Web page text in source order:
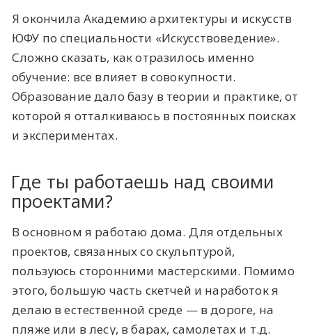
Я окончила Академию архитектуры и искусств
ЮФУ по специальности «Искусствоведение».
Сложно сказать, как отразилось именно
обучение: все влияет в совокупности.
Образование дало базу в теории и практике, от
которой я отталкиваюсь в постоянных поисках
и экспериментах.
Где ты работаешь над своими
проектами?
В основном я работаю дома. Для отдельных
проектов, связанных со скульптурой,
пользуюсь сторонними мастерскими. Помимо
этого, большую часть скетчей и наработок я
делаю в естественной среде — в дороге, на
пляже или в лесу, в барах, самолетах и т.д.